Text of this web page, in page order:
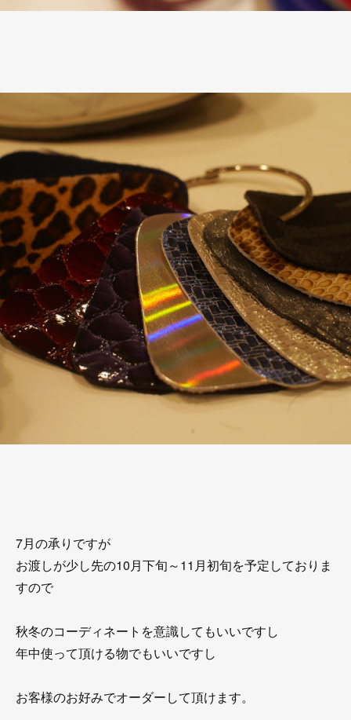
7月の承りですが
お渡しが少し先の10月下旬～11月初旬を予定しておりま
すので
秋冬のコーディネートを意識してもいいですし
年中使って頂ける物でもいいですし
お客様のお好みでオーダーして頂けます。